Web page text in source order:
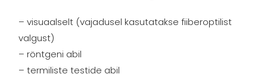
– visuaalselt (vajadusel kasutatakse fiiberoptilist
valgust)
– röntgeni abil
– termiliste testide abil